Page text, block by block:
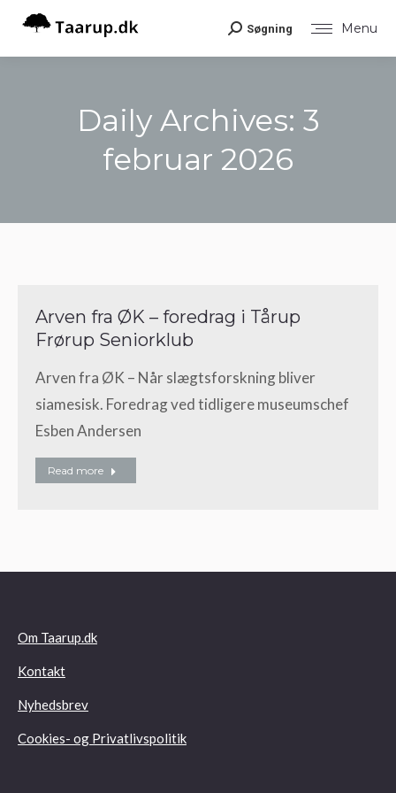
Menu
Search:
Søgning
Daily Archives: 3
februar 2026
Arven fra ØK – foredrag i Tårup
Frørup Seniorklub
Arven fra ØK – Når slægtsforskning bliver
siamesisk. Foredrag ved tidligere museumschef
Esben Andersen
Read more
Om Taarup.dk
Kontakt
Nyhedsbrev
Cookies- og Privatlivspolitik